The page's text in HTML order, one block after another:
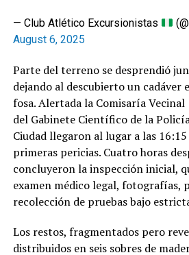
— Club Atlético Excursionistas
August 6, 2025
Parte del terreno se desprendió
dejando al descubierto un cadáver
fosa. Alertada la Comisaría Vecinal
del Gabinete Científico de la
Ciudad llegaron al lugar a las
primeras pericias. Cuatro horas
concluyeron la inspección inicial,
examen médico legal, fotografías,
recolección de pruebas bajo
Los restos, fragmentados pero
distribuidos en seis sobres de